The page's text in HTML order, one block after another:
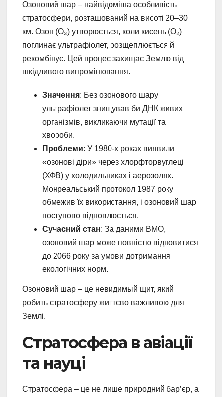
Озоновий шар – найвідоміша особливість
стратосфери, розташований на висоті 20–30
км. Озон (O₃) утворюється, коли кисень (O₂)
поглинає ультрафіолет, розщеплюється й
рекомбінує. Цей процес захищає Землю від
шкідливого випромінювання.
Значення: Без озонового шару
ультрафіолет знищував би ДНК живих
організмів, викликаючи мутації та
хвороби.
Проблеми: У 1980-х роках виявили
«озонові діри» через хлорфторвуглеці
(ХФВ) у холодильниках і аерозолях.
Монреальський протокол 1987 року
обмежив їх використання, і озоновий шар
поступово відновлюється.
Сучасний стан: За даними ВМО,
озоновий шар може повністю відновитися
до 2066 року за умови дотримання
екологічних норм.
Озоновий шар – це невидимый щит, який
робить стратосферу життєво важливою для
Землі.
Стратосфера в авіації
та науці
Стратосфера – це не лише природний бар’єр, а